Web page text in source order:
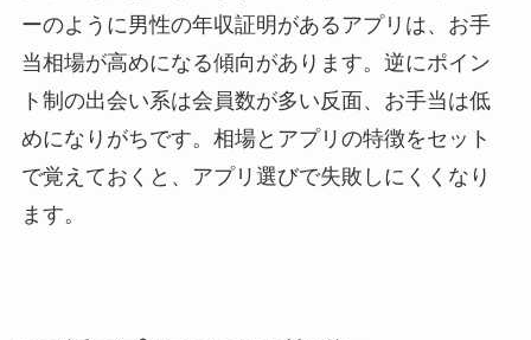
ーのように男性の年収証明があるアプリは、お手
当相場が高めになる傾向があります。逆にポイン
ト制の出会い系は会員数が多い反面、お手当は低
めになりがちです。相場とアプリの特徴をセット
で覚えておくと、アプリ選びで失敗しにくくなり
ます。